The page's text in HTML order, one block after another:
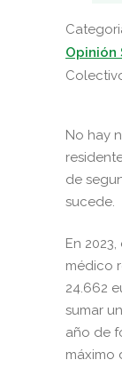
Opinión
No hay
de
sucede.
En
médico
24.662
sumar
año de
máximo